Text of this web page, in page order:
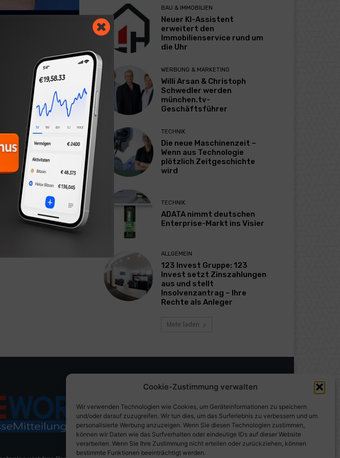
Cookie-Zustimmung verwalten
Wir verwenden Technologien wie Cookies, um Geräteinformationen zu speichern
und/oder darauf zuzugreifen. Wir tun dies, um das Surferlebnis zu verbessern und um
personalisierte Werbung anzuzeigen. Wenn Sie diesen Technologien zustimmen,
können wir Daten wie das Surfverhalten oder eindeutige IDs auf dieser Website
verarbeiten. Wenn Sie Ihre Zustimmung nicht erteilen oder zurückziehen, können
bestimmte Funktionen beeinträchtigt werden.
Euro
BAU & IMMOBILIEN
Neuer KI-Assistent
erweitert den
Immobilienservice rund um
die Uhr
WERBUNG & MARKETING
Willi Arsan & Christoph
Schwedler werden
münchen.tv-
Geschäftsführer
TECHNIK
Die neue Maschinenzeit –
Wenn aus Technologie
plötzlich Zeitgeschichte
wird
TECHNIK
ADATA nimmt deutschen
Enterprise-Markt ins Visier
ALLGEMEIN
123 Invest Gruppe: 123
Invest setzt Zinszahlungen
aus und stellt
Insolvenzantrag – Ihre
Rechte als Anleger
Mehr laden